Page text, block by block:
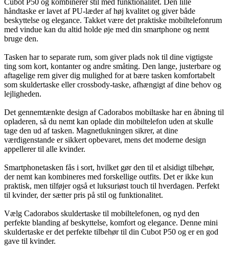
håndtaske er lavet af PU-læder af høj kvalitet og giver både
beskyttelse og elegance. Takket være det praktiske mobiltelefonrum
med vindue kan du altid holde øje med din smartphone og nemt
bruge den.
Tasken har to separate rum, som giver plads nok til dine vigtigste
ting som kort, kontanter og andre småting. Den lange, justerbare og
aftagelige rem giver dig mulighed for at bære tasken komfortabelt
som skuldertaske eller crossbody-taske, afhængigt af dine behov og
lejligheden.
Det gennemtænkte design af Cadorabos mobiltaske har en åbning til
opladeren, så du nemt kan oplade din mobiltelefon uden at skulle
tage den ud af tasken. Magnetlukningen sikrer, at dine
værdigenstande er sikkert opbevaret, mens det moderne design
appellerer til alle kvinder.
Smartphonetasken fås i sort, hvilket gør den til et alsidigt tilbehør,
der nemt kan kombineres med forskellige outfits. Det er ikke kun
praktisk, men tilføjer også et luksuriøst touch til hverdagen. Perfekt
til kvinder, der sætter pris på stil og funktionalitet.
Vælg Cadorabos skuldertaske til mobiltelefonen, og nyd den
perfekte blanding af beskyttelse, komfort og elegance. Denne mini
skuldertaske er det perfekte tilbehør til din Cubot P50 og er en god
gave til kvinder.